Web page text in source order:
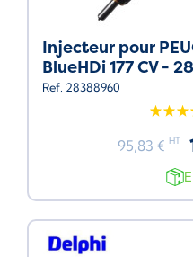
Injecteur pour
BlueHDi 177 CV -
Ref. 28388960
95,83 € HT